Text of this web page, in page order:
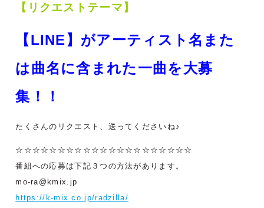
【リクエストテーマ】
【LINE】 がアーティスト名また
は曲名に含まれた一曲を大募
集 ！！
たくさんのリクエスト、送ってくださいね♪
☆☆☆☆☆☆☆☆☆☆☆☆☆☆☆☆☆☆☆☆☆
番組への応募は下記３つの方法があります。
mo-ra@kmix.jp
https://k-mix.co.jp/radzilla/